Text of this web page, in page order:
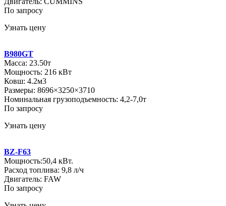
По запросу
Узнать цену
B980GT
Масса: 23.50т
Мощность: 216 кВт
Ковш: 4.2м3
Размеры: 8696×3250×3710
Номинальная грузоподъемность: 4,2-7,0т
По запросу
Узнать цену
BZ-F63
Мощность:50,4 кВт.
Расход топлива: 9,8 л/ч
Двигатель: FAW
По запросу